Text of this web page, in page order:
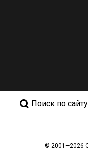
Поиск по сайту
© 2001—2026